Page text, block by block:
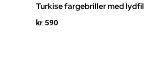
Turkise fargebriller med lydfil
kr 590